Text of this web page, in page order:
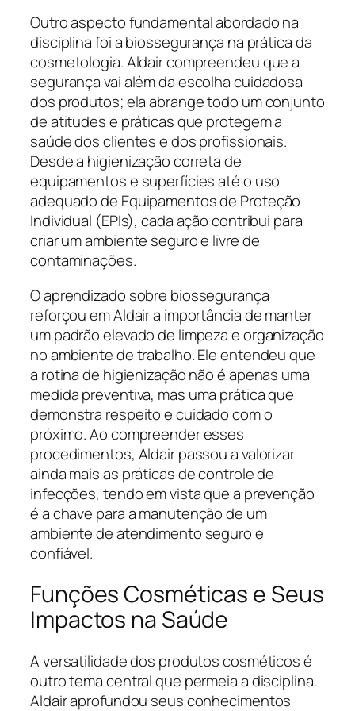
Outro aspecto fundamental abordado na
disciplina foi a biossegurança na prática da
cosmetologia. Aldair compreendeu que a
segurança vai além da escolha cuidadosa
dos produtos; ela abrange todo um conjunto
de atitudes e práticas que protegem a
saúde dos clientes e dos profissionais.
Desde a higienização correta de
equipamentos e superfícies até o uso
adequado de Equipamentos de Proteção
Individual (EPIs), cada ação contribui para
criar um ambiente seguro e livre de
contaminações.
O aprendizado sobre biossegurança
reforçou em Aldair a importância de manter
um padrão elevado de limpeza e organização
no ambiente de trabalho. Ele entendeu que
a rotina de higienização não é apenas uma
medida preventiva, mas uma prática que
demonstra respeito e cuidado com o
próximo. Ao compreender esses
procedimentos, Aldair passou a valorizar
ainda mais as práticas de controle de
infecções, tendo em vista que a prevenção
é a chave para a manutenção de um
ambiente de atendimento seguro e
confiável.
Funções Cosméticas e Seus
Impactos na Saúde
A versatilidade dos produtos cosméticos é
outro tema central que permeia a disciplina.
Aldair aprofundou seus conhecimentos